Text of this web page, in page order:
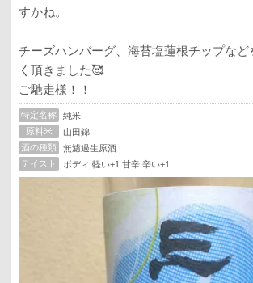
すかね。
チーズハンバーグ、海苔塩蓮根チップなど
く頂きました🥰
ご馳走様！！
特定名称
純米
原料米
山田錦
酒の種類
無濾過生原酒
テイスト
ボディ:軽い+1 甘辛:辛い+1